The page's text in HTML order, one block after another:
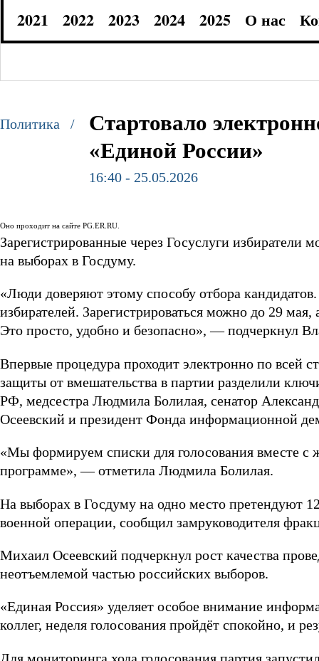
2021
2022 2023 2024 2025 О нас
Политика /
Стартовало
«Единой России»
16:40 - 25.05.2026
Оно проходит на сайте PG.ER.RU.
Зарегистрированные через Госуслуги избиратели
на выборах в Госдуму.
«Люди доверяют этому способу отбора
избирателей. Зарегистрироваться можно до 29
Это просто, удобно и безопасно», — подчеркнул
Впервые процедура проходит электронно по всей
защиты от вмешательства в партии разделили
РФ, медсестра Людмила Болилая, сенатор
Осеевский и президент Фонда информационной
«Мы формируем списки для голосования вместе
программе», — отметила Людмила Болилая.
На выборах в Госдуму на одно место претендуют
военной операции, сообщил замруководителя
Михаил Осеевский подчеркнул рост качества
неотъемлемой частью российских выборов.
«Единая Россия» уделяет особое внимание
коллег, неделя голосования пройдёт спокойно, и